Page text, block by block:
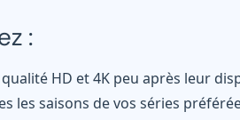
:
HD et 4K peu après leur
les saisons de vos séries